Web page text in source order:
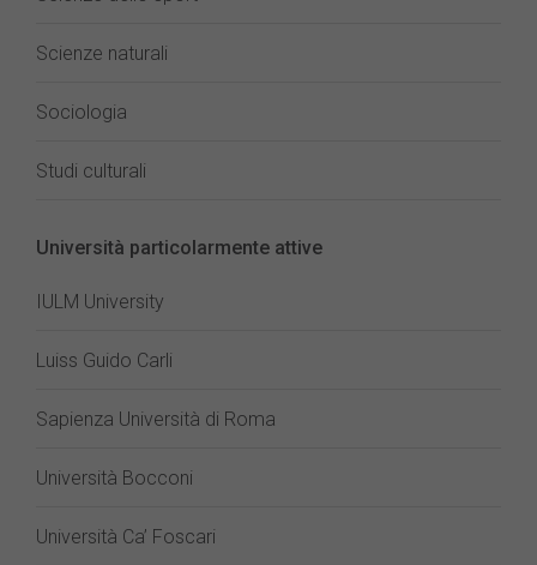
Scienze naturali
Sociologia
Studi culturali
Università particolarmente attive
IULM University
Luiss Guido Carli
Sapienza Università di Roma
Università Bocconi
Università Ca’ Foscari